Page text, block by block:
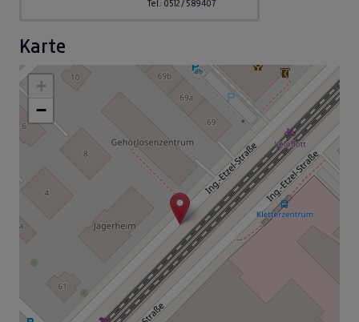
Tel.: 0512 / 589407
Karte
+
−